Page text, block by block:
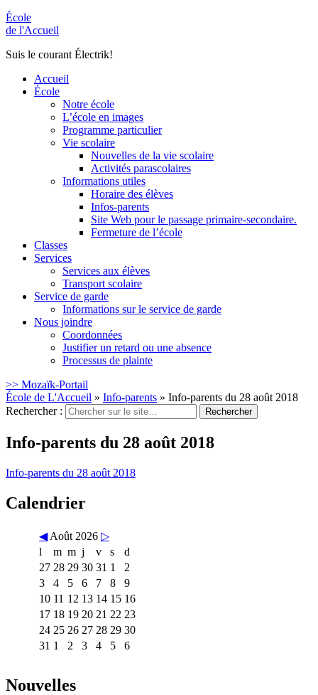
École
de l'Accueil
Suis le courant Électrik!
Accueil
École
Notre école
L’école en images
Programme particulier
Vie scolaire
Nouvelles de la vie scolaire
Activités parascolaires
Informations utiles
Horaire des élèves
Infos-parents
Site Web pour le passage primaire-secondaire.
Fermeture de l’école
Classes
Services
Services aux élèves
Transport scolaire
Service de garde
Informations sur le service de garde
Nous joindre
Coordonnées
Justifier un retard ou une absence
Processus de plainte
>> Mozaïk-Portail
École de L'Accueil » Info-parents » Info-parents du 28 août 2018
Rechercher :
Info-parents du 28 août 2018
Info-parents du 28 août 2018
Calendrier
◀ Août 2026 ▷
l
m m j v s
d
27 28 29 30 31 1
2
3
4 5 6 7 8
9
10 11 12 13 14 15 16
17 18 19 20 21 22 23
24 25 26 27 28 29 30
31 1 2 3 4 5 6
Nouvelles